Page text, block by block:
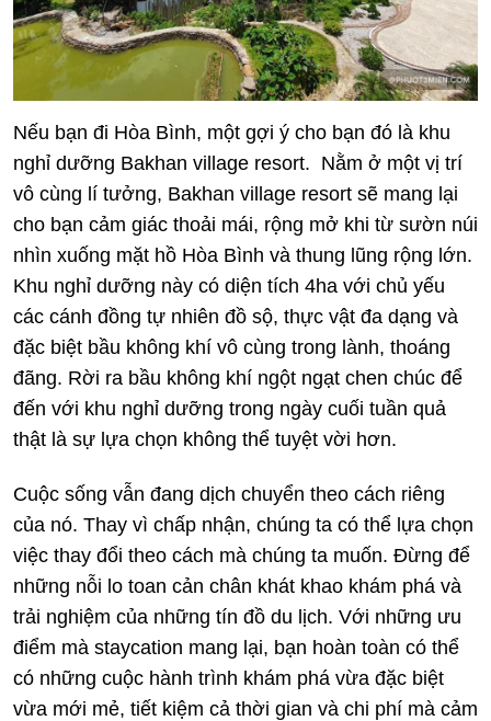
Nếu bạn đi Hòa Bình, một gợi ý cho bạn đó là khu
nghỉ dưỡng Bakhan village resort. Nằm ở một vị trí
vô cùng lí tưởng, Bakhan village resort sẽ mang lại
cho bạn cảm giác thoải mái, rộng mở khi từ sườn núi
nhìn xuống mặt hồ Hòa Bình và thung lũng rộng lớn.
Khu nghỉ dưỡng này có diện tích 4ha với chủ yếu
các cánh đồng tự nhiên đồ sộ, thực vật đa dạng và
đặc biệt bầu không khí vô cùng trong lành, thoáng
đãng. Rời ra bầu không khí ngột ngạt chen chúc để
đến với khu nghỉ dưỡng trong ngày cuối tuần quả
thật là sự lựa chọn không thể tuyệt vời hơn.
Cuộc sống vẫn đang dịch chuyển theo cách riêng
của nó. Thay vì chấp nhận, chúng ta có thể lựa chọn
việc thay đổi theo cách mà chúng ta muốn. Đừng để
những nỗi lo toan cản chân khát khao khám phá và
trải nghiệm của những tín đồ du lịch. Với những ưu
điểm mà staycation mang lại, bạn hoàn toàn có thể
có những cuộc hành trình khám phá vừa đặc biệt
vừa mới mẻ, tiết kiệm cả thời gian và chi phí mà cảm